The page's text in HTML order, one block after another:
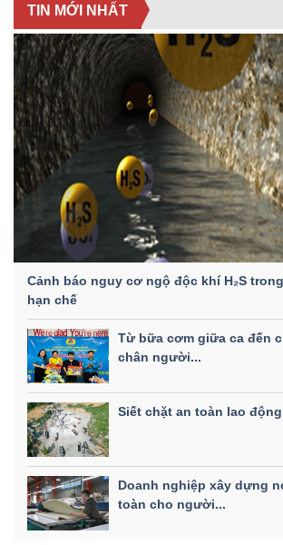
TIN MỚI NHẤT
Cảnh báo nguy cơ ngộ độc khí H₂S
hạn chế
Từ bữa cơm giữa ca đến
chân người...
Siết chặt an toàn lao
Doanh nghiệp xây dựng
toàn cho người...